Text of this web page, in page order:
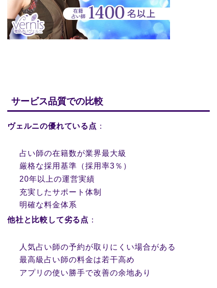
サービス品質での比較
ヴェルニの優れている点 ：
占い師の在籍数が業界最大級
厳格な採用基準（採用率3％）
20年以上の運営実績
充実したサポート体制
明確な料金体系
他社と比較して劣る点 ：
人気占い師の予約が取りにくい場合がある
最高級占い師の料金は若干高め
アプリの使い勝手で改善の余地あり